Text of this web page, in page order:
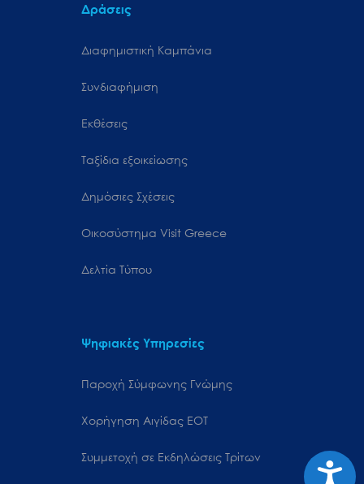
Δράσεις
Διαφημιστική Καμπάνια
Συνδιαφήμιση
Εκθέσεις
Ταξίδια εξοικείωσης
Δημόσιες Σχέσεις
Oικοσύστημα Visit Greece
Δελτία Τύπου
Ψηφιακές Υπηρεσίες
Παροχή Σύμφωνης Γνώμης
Χορήγηση Αιγίδας ΕΟΤ
Συμμετοχή σε Εκδηλώσεις Τρίτων